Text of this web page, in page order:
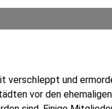
verschleppt und
vor den